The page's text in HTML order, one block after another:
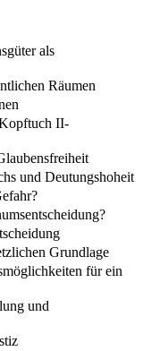
als
Räumen
II-
und Deutungshoheit
Grundlage
für ein
und